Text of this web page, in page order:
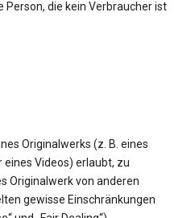
Person, die kein Verbraucher ist
Originalwerks (z. B. eines
eines Videos) erlaubt, zu
Originalwerk von anderen
gewisse Einschränkungen